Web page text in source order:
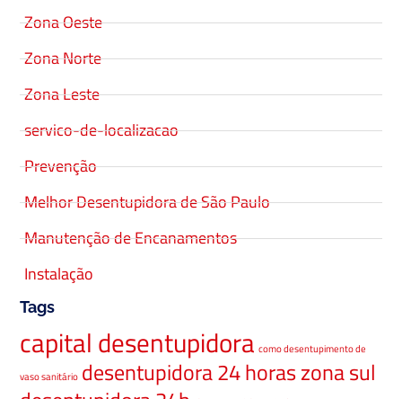
Zona Oeste
Zona Norte
Zona Leste
servico-de-localizacao
Prevenção
Melhor Desentupidora de São Paulo
Manutenção de Encanamentos
Instalação
Tags
capital desentupidora como desentupimento de
vaso sanitário desentupidora 24 horas zona sul